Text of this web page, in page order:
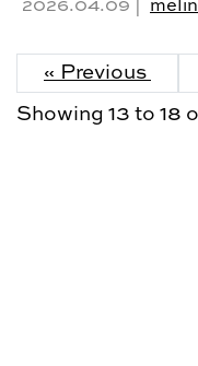
2026.04.09 |
« Previous
Showing 13 to 18